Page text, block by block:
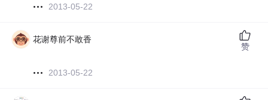
2013-05-22
花谢尊前不敢香
2013-05-22
赞